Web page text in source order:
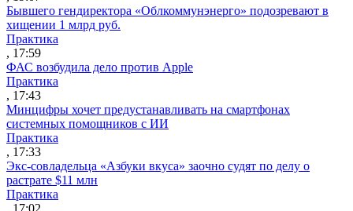
Бывшего гендиректора «Облкоммунэнерго» подозревают в
хищении 1 млрд руб.
Практика
, 17:59
ФАС возбудила дело против Apple
Практика
, 17:43
Минцифры хочет предустанавливать на смартфонах
системных помощников с ИИ
Практика
, 17:33
Экс-совладельца «Азбуки вкуса» заочно судят по делу о
растрате $11 млн
Практика
, 17:02